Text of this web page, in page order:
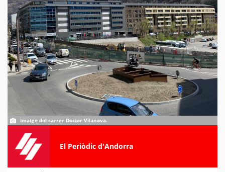
Imatge del carrer Doctor Vilanova.
El Periòdic d'Andorra